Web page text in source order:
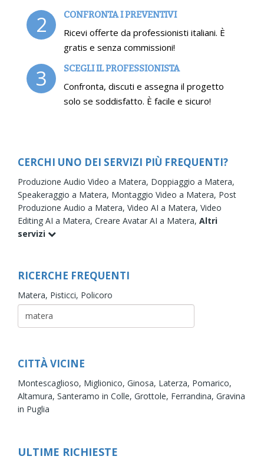
2 CONFRONTA I PREVENTIVI
Ricevi offerte da professionisti italiani. È
gratis e senza commissioni!
3 SCEGLI IL PROFESSIONISTA
Confronta, discuti e assegna il progetto
solo se soddisfatto. È facile e sicuro!
CERCHI UNO DEI SERVIZI PIÙ FREQUENTI?
Produzione Audio Video a Matera, Doppiaggio a Matera,
Speakeraggio a Matera, Montaggio Video a Matera, Post
Produzione Audio a Matera, Video AI a Matera, Video
Editing AI a Matera, Creare Avatar AI a Matera, Altri
servizi
RICERCHE FREQUENTI
Matera, Pisticci, Policoro
CITTÀ VICINE
Montescaglioso, Miglionico, Ginosa, Laterza, Pomarico,
Altamura, Santeramo in Colle, Grottole, Ferrandina, Gravina
in Puglia
ULTIME RICHIESTE